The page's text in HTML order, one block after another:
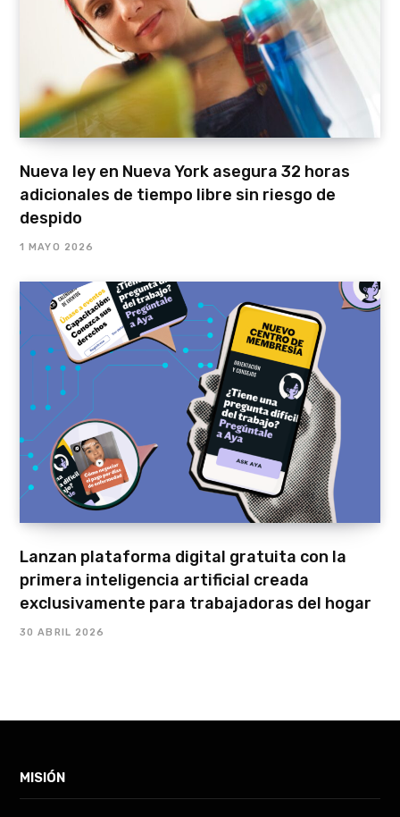
Nueva ley en Nueva York asegura 32 horas
adicionales de tiempo libre sin riesgo de
despido
1 MAYO 2026
Lanzan plataforma digital gratuita con la
primera inteligencia artificial creada
exclusivamente para trabajadoras del hogar
30 ABRIL 2026
MISIÓN